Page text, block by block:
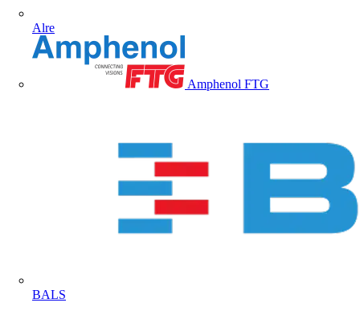
Alre
Amphenol FTG
BALS